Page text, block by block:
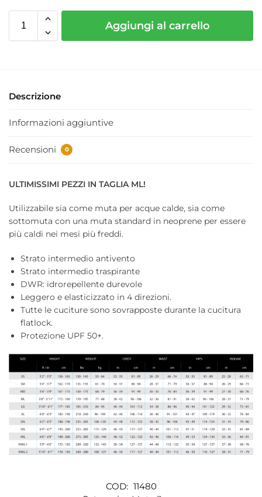
Aggiungi al carrello
Descrizione
Informazioni aggiuntive
Recensioni 0
ULTIMISSIMI PEZZI IN TAGLIA ML!
Utilizzabile sia come muta per acque calde, sia come
sottomuta con una muta standard in neoprene per essere
più caldi nei mesi più freddi.
Strato intermedio antivento
Strato intermedio traspirante
DWR: idrorepellente durevole
Leggero e elasticizzato in 4 direzioni.
Tutte le cuciture sono sovrapposte durante la cucitura
flatlock.
Protezione UPF 50+.
COD: 11480